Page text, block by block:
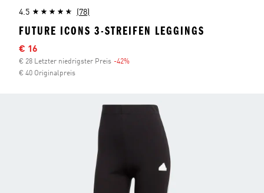
4.5 (78)
FUTURE ICONS 3-STREIFEN LEGGINGS
Sale-Preis
€ 16
€ 28 Letzter niedrigster Preis -42%
€ 40 Originalpreis